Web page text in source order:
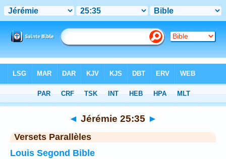
Chapitre 25 > Verset 35
◄ Jérémie 25:35 ►
Versets Parallèles
Louis Segond Bible